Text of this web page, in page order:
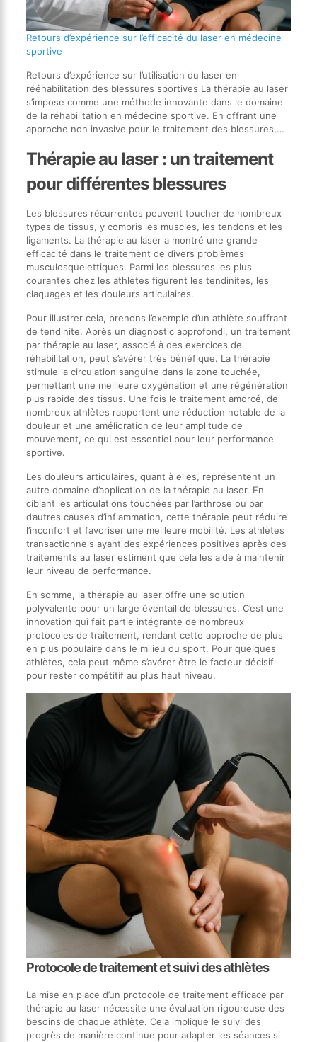
Retours d’expérience sur l’efficacité du laser en médecine
sportive
Retours d’expérience sur l’utilisation du laser en
rééhabilitation des blessures sportives La thérapie au laser
s’impose comme une méthode innovante dans le domaine
de la réhabilitation en médecine sportive. En offrant une
approche non invasive pour le traitement des blessures,…
Thérapie au laser : un traitement
pour différentes blessures
Les blessures récurrentes peuvent toucher de nombreux
types de tissus, y compris les muscles, les tendons et les
ligaments. La thérapie au laser a montré une grande
efficacité dans le traitement de divers problèmes
musculosquelettiques. Parmi les blessures les plus
courantes chez les athlètes figurent les tendinites, les
claquages et les douleurs articulaires.
Pour illustrer cela, prenons l’exemple d’un athlète souffrant
de tendinite. Après un diagnostic approfondi, un traitement
par thérapie au laser, associé à des exercices de
réhabilitation, peut s’avérer très bénéfique. La thérapie
stimule la circulation sanguine dans la zone touchée,
permettant une meilleure oxygénation et une régénération
plus rapide des tissus. Une fois le traitement amorcé, de
nombreux athlètes rapportent une réduction notable de la
douleur et une amélioration de leur amplitude de
mouvement, ce qui est essentiel pour leur performance
sportive.
Les douleurs articulaires, quant à elles, représentent un
autre domaine d’application de la thérapie au laser. En
ciblant les articulations touchées par l’arthrose ou par
d’autres causes d’inflammation, cette thérapie peut réduire
l’inconfort et favoriser une meilleure mobilité. Les athlètes
transactionnels ayant des expériences positives après des
traitements au laser estiment que cela les aide à maintenir
leur niveau de performance.
En somme, la thérapie au laser offre une solution
polyvalente pour un large éventail de blessures. C’est une
innovation qui fait partie intégrante de nombreux
protocoles de traitement, rendant cette approche de plus
en plus populaire dans le milieu du sport. Pour quelques
athlètes, cela peut même s’avérer être le facteur décisif
pour rester compétitif au plus haut niveau.
Protocole de traitement et suivi des athlètes
La mise en place d’un protocole de traitement efficace par
thérapie au laser nécessite une évaluation rigoureuse des
besoins de chaque athlète. Cela implique le suivi des
progrès de manière continue pour adapter les séances si